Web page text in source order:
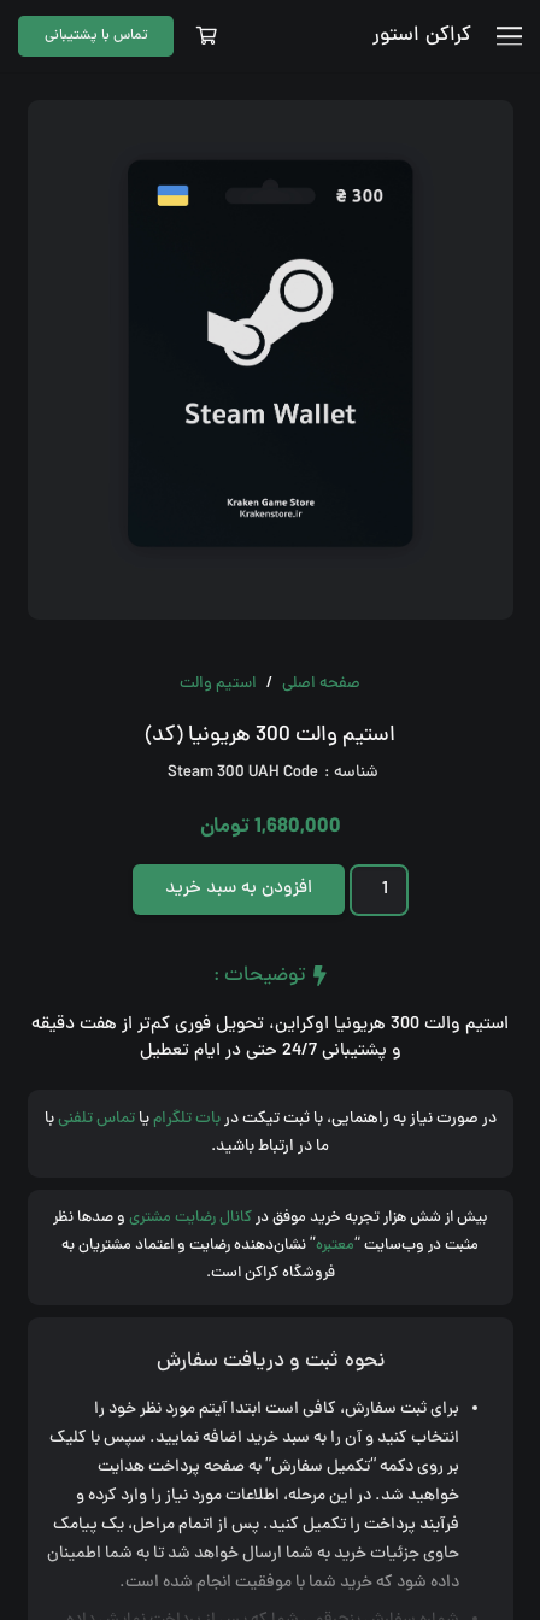
صفحه اصلی
مقالات
نحوه ثبت و دریافت سفارش
شرایط و قوانین
اطلاعیه و تخفیفات
کراکن استور تماس با پشتیبانی
صفحه اصلی / استیم والت
استیم والت 300 هریونیا (کد)
شناسه : Steam 300 UAH Code
1,680,000تومان
استیم
والت
(کد)
عدد
افزودن به سبد خرید
توضیحات :
استیم والت 300 هریونیا اوکراین، تحویل فوری کم‌تر از هفت دقیقه
و پشتیبانی 24/7 حتی در ایام تعطیل
در صورت نیاز به راهنمایی، با ثبت تیکت دربات تلگرامیاتماس تلفنیبا
ما در ارتباط باشید.
بیش از شش هزار تجربه خرید موفق درکانال رضایت مشتری و صدها نظر
مثبت در وب‌سایت “معتبره” نشان‌دهنده رضایت و اعتماد مشتریان به
فروشگاه کراکن است.
نحوه ثبت و دریافت سفارش
برای ثبت سفارش، کافی است ابتدا آیتم مورد نظر خود را
انتخاب کنید و آن را به سبد خرید اضافه نمایید. سپس با کلیک
بر روی دکمه “تکمیل سفارش” به صفحه پرداخت هدایت
خواهید شد. در این مرحله، اطلاعات مورد نیاز را وارد کرده و
فرآیند پرداخت را تکمیل کنید. پس از اتمام مراحل، یک پیامک
حاوی جزئیات خرید به شما ارسال خواهد شد تا به شما اطمینان
داده شود که خرید شما با موفقیت انجام شده است.